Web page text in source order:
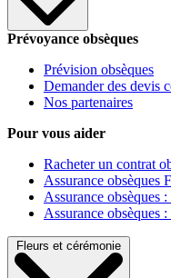
Prévoyance obsèques
Prévision obsèques
Demander des devis
Nos partenaires
Pour vous aider
Racheter un contrat
Assurance obsèques
Assurance
Assurance obsèques
Fleurs et cérémonie